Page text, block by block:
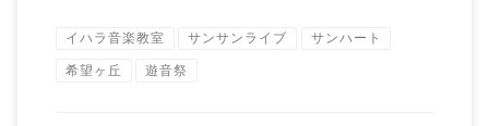
イハラ音楽教室 サンサンライブ サンハート
希望ヶ丘 遊音祭